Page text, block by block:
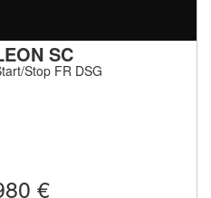
SC
Stop FR DSG
€